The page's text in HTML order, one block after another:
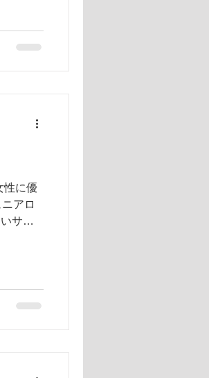
性に優
アロ
サイ